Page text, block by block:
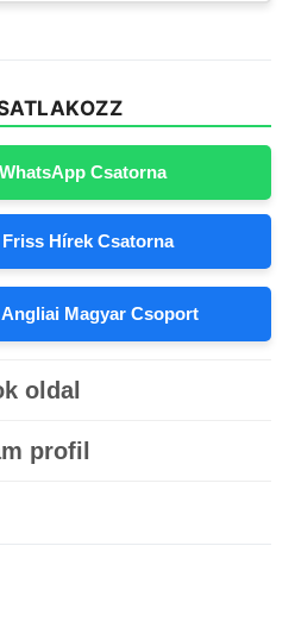
Csatorna
Hírek Csatorna
Magyar Csoport
oldal
profil